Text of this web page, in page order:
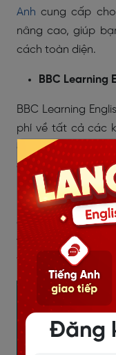
Anh cung cấp
nâng cao, giúp
cách toàn diện.
BBC Learning
BBC Learning
phí về tất cả các
các bài nghe hiểu
qua các video,
phù hợp với
bất cứ lúc nào và
được thiết kế theo
và cuộc sống,
tiếp hàng ngày.
Đăng